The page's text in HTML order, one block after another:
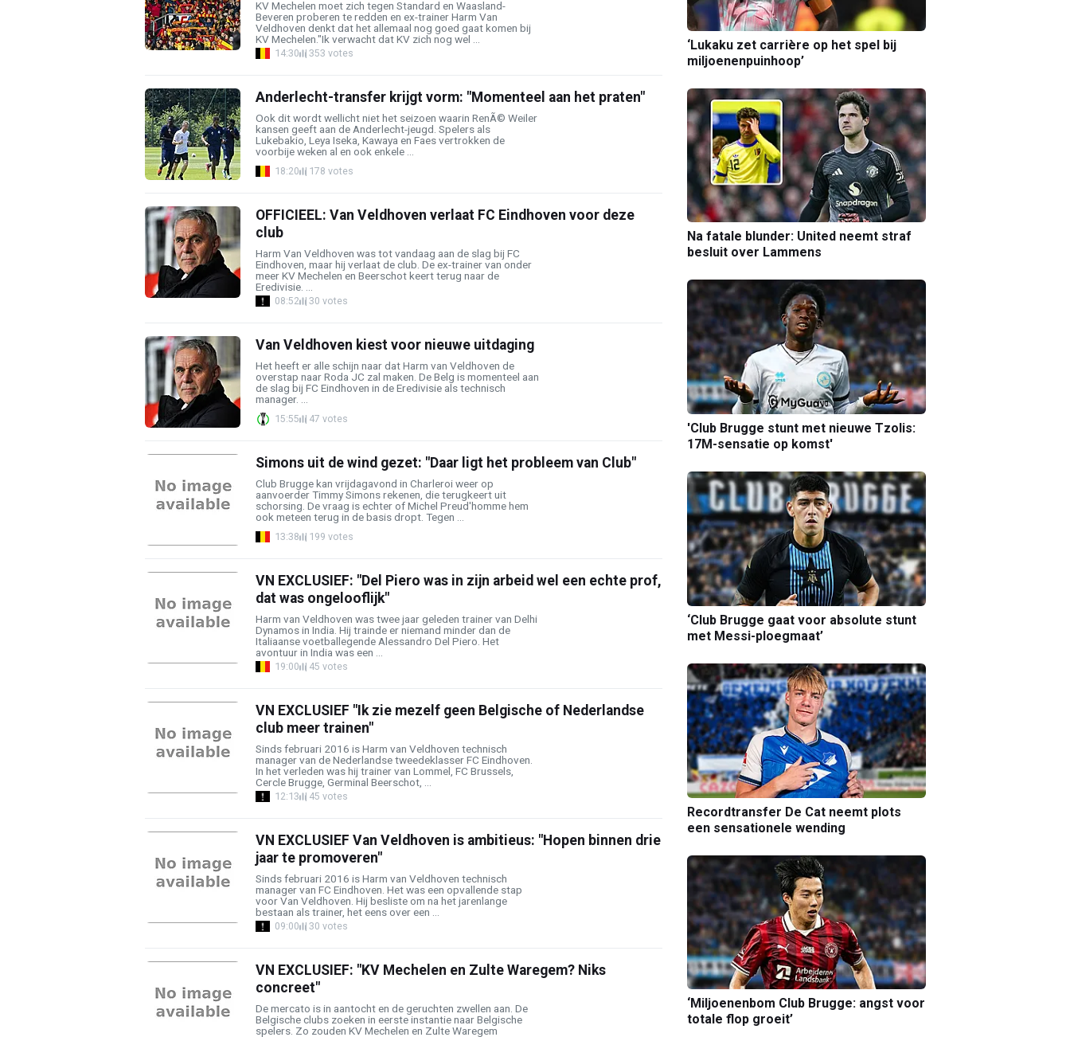
KV Mechelen moet zich tegen Standard en Waasland-
Beveren proberen te redden en ex-trainer Harm Van
Veldhoven denkt dat het allemaal nog goed gaat komen bij
KV Mechelen."Ik verwacht dat KV zich nog wel ...
14:30 353 votes
Anderlecht-transfer krijgt vorm: "Momenteel aan het praten"
Ook dit wordt wellicht niet het seizoen waarin RenÃ© Weiler
kansen geeft aan de Anderlecht-jeugd. Spelers als
Lukebakio, Leya Iseka, Kawaya en Faes vertrokken de
voorbije weken al en ook enkele ...
18:20 178 votes
OFFICIEEL: Van Veldhoven verlaat FC Eindhoven voor deze
club
Harm Van Veldhoven was tot vandaag aan de slag bij FC
Eindhoven, maar hij verlaat de club. De ex-trainer van onder
meer KV Mechelen en Beerschot keert terug naar de
Eredivisie. ...
08:52 30 votes
Van Veldhoven kiest voor nieuwe uitdaging
Het heeft er alle schijn naar dat Harm van Veldhoven de
overstap naar Roda JC zal maken. De Belg is momenteel aan
de slag bij FC Eindhoven in de Eredivisie als technisch
manager. ...
15:55 47 votes
Simons uit de wind gezet: "Daar ligt het probleem van Club"
Club Brugge kan vrijdagavond in Charleroi weer op
aanvoerder Timmy Simons rekenen, die terugkeert uit
schorsing. De vraag is echter of Michel Preud'homme hem
ook meteen terug in de basis dropt. Tegen ...
13:38 199 votes
VN EXCLUSIEF: "Del Piero was in zijn arbeid wel een echte prof,
dat was ongelooflijk"
Harm van Veldhoven was twee jaar geleden trainer van Delhi
Dynamos in India. Hij trainde er niemand minder dan de
Italiaanse voetballegende Alessandro Del Piero. Het
avontuur in India was een ...
19:00 45 votes
VN EXCLUSIEF "Ik zie mezelf geen Belgische of Nederlandse
club meer trainen"
Sinds februari 2016 is Harm van Veldhoven technisch
manager van de Nederlandse tweedeklasser FC Eindhoven.
In het verleden was hij trainer van Lommel, FC Brussels,
Cercle Brugge, Germinal Beerschot, ...
12:13 45 votes
VN EXCLUSIEF Van Veldhoven is ambitieus: "Hopen binnen drie
jaar te promoveren"
Sinds februari 2016 is Harm van Veldhoven technisch
manager van FC Eindhoven. Het was een opvallende stap
voor Van Veldhoven. Hij besliste om na het jarenlange
bestaan als trainer, het eens over een ...
09:00 30 votes
VN EXCLUSIEF: "KV Mechelen en Zulte Waregem? Niks
concreet"
De mercato is in aantocht en de geruchten zwellen aan. De
Belgische clubs zoeken in eerste instantie naar Belgische
spelers. Zo zouden KV Mechelen en Zulte Waregem
‘Lukaku zet carrière op het spel bij
miljoenenpuinhoop’
Na fatale blunder: United neemt straf
besluit over Lammens
'Club Brugge stunt met nieuwe Tzolis:
17M-sensatie op komst'
‘Club Brugge gaat voor absolute stunt
met Messi-ploegmaat’
Recordtransfer De Cat neemt plots
een sensationele wending
‘Miljoenenbom Club Brugge: angst voor
totale flop groeit’